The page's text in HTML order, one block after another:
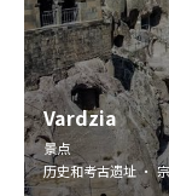
Vardzia
景点
历史和考古遗址 ·